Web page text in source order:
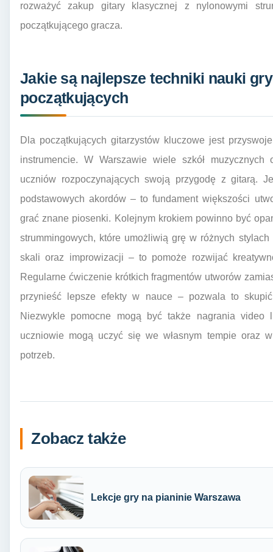
rozważyć zakup gitary klasycznej z nylonowymi
początkującego gracza.
Jakie są najlepsze techniki nauki
początkujących
Dla początkujących gitarzystów kluczowe jest
instrumencie. W Warszawie wiele szkół
uczniów rozpoczynających swoją przygodę z gitarą.
podstawowych akordów – to fundament większości
grać znane piosenki. Kolejnym krokiem powinno być
strummingowych, które umożliwią grę w różnych
skali oraz improwizacji – to pomoże rozwijać
Regularne ćwiczenie krótkich fragmentów utworów
przynieść lepsze efekty w nauce – pozwala to
Niezwykle pomocne mogą być także nagrania
uczniowie mogą uczyć się we własnym tempie oraz
potrzeb.
Zobacz także
Lekcje gry na pianinie Warszawa